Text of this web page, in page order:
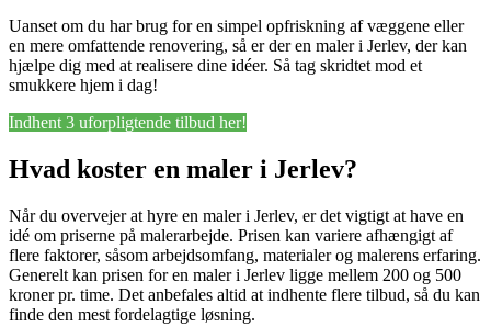
Uanset om du har brug for en simpel opfriskning af væggene eller
en mere omfattende renovering, så er der en maler i Jerlev, der kan
hjælpe dig med at realisere dine idéer. Så tag skridtet mod et
smukkere hjem i dag!
Indhent 3 uforpligtende tilbud her!
Hvad koster en maler i Jerlev?
Når du overvejer at hyre en maler i Jerlev, er det vigtigt at have en
idé om priserne på malerarbejde. Prisen kan variere afhængigt af
flere faktorer, såsom arbejdsomfang, materialer og malerens erfaring.
Generelt kan prisen for en maler i Jerlev ligge mellem 200 og 500
kroner pr. time. Det anbefales altid at indhente flere tilbud, så du kan
finde den mest fordelagtige løsning.